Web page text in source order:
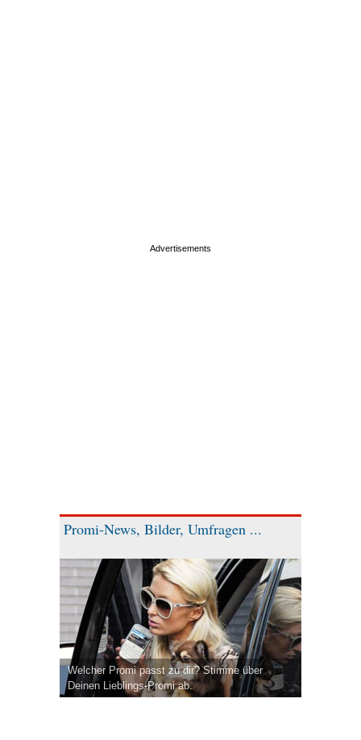
Promi-News, Bilder, Umfragen ...
Welcher Promi passt zu dir? Stimme über
Deinen Lieblings-Promi ab.